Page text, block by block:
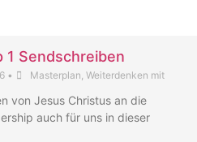
1 Sendschreiben
• Masterplan, Weiterdenken mit
von Jesus Christus an die
auch für uns in dieser